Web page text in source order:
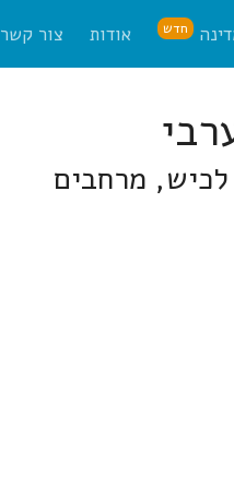
חדש אודות צור קשר
מרחבים